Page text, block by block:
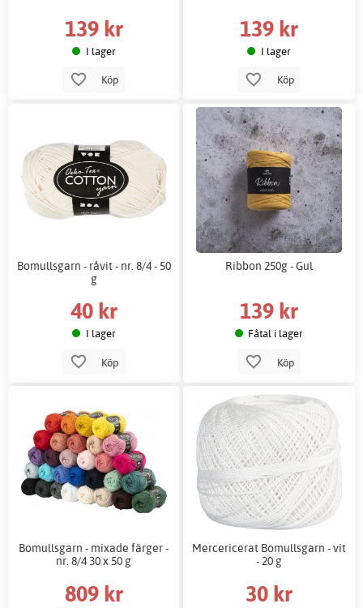
139 kr
I lager
Köp
139 kr
I lager
Köp
Bomullsgarn - råvit - nr. 8/4 - 50
g
40 kr
I lager
Köp
Ribbon 250g - Gul
139 kr
Fåtal i lager
Köp
Bomullsgarn - mixade färger -
nr. 8/4 30 x 50 g
809 kr
Mercericerat Bomullsgarn - vit
- 20 g
30 kr